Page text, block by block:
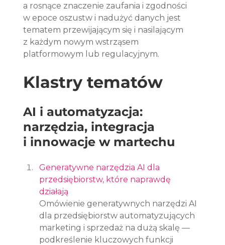
a rosnące znaczenie zaufania i zgodności
w epoce oszustw i nadużyć danych jest
tematem przewijającym się i nasilającym
z każdym nowym wstrząsem
platformowym lub regulacyjnym.
Klastry tematów
AI i automatyzacja:
narzędzia, integracja
i innowacje w martechu
Generatywne narzędzia AI dla
przedsiębiorstw, które naprawdę
działają
Omówienie generatywnych narzędzi AI
dla przedsiębiorstw automatyzujących
marketing i sprzedaż na dużą skalę —
podkreślenie kluczowych funkcji